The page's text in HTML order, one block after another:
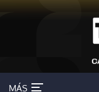
MÁS